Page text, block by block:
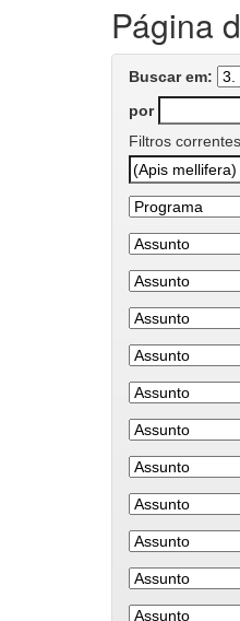
Página
Buscar em:
por
Filtros